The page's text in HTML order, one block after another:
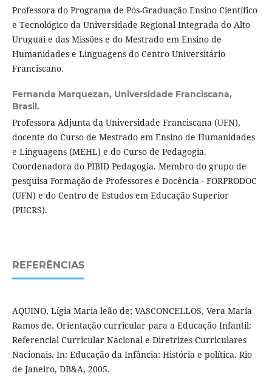
Professora do Programa de Pós-Graduação Ensino Científico
e Tecnológico da Universidade Regional Integrada do Alto
Uruguai e das Missões e do Mestrado em Ensino de
Humanidades e Linguagens do Centro Universitário
Franciscano.
Fernanda Marquezan, Universidade Franciscana,
Brasil.
Professora Adjunta da Universidade Franciscana (UFN),
docente do Curso de Mestrado em Ensino de Humanidades
e Linguagens (MEHL) e do Curso de Pedagogia.
Coordenadora do PIBID Pedagogia. Membro do grupo de
pesquisa Formação de Professores e Docência - FORPRODOC
(UFN) e do Centro de Estudos em Educação Superior
(PUCRS).
REFERÊNCIAS
AQUINO, Lígia Maria leão de; VASCONCELLOS, Vera Maria
Ramos de. Orientação curricular para a Educação Infantil:
Referencial Curricular Nacional e Diretrizes Curriculares
Nacionais. In: Educação da Infância: História e política. Rio
de Janeiro, DB&A, 2005.